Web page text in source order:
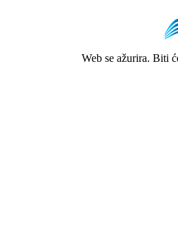
Web se ažurira. Biti